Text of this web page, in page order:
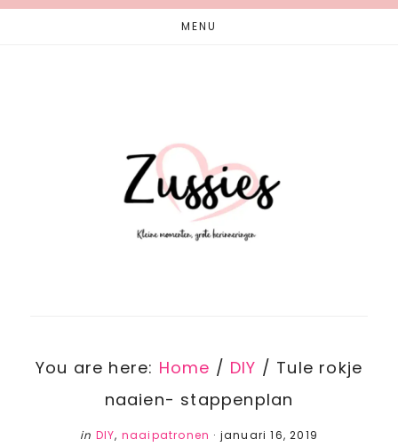
Skip
Skip
MENU
You are here: Home / DIY / Tule rokje
naaien- stappenplan
in DIY, naaipatronen · januari 16, 2019